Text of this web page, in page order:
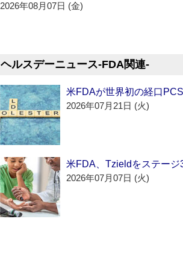
2026年08月07日 (金)
ヘルスデーニュース‐FDA関連‐
米FDAが世界初の経口
2026年07月21日 (火)
米FDA、Tzieldをステー
2026年07月07日 (火)